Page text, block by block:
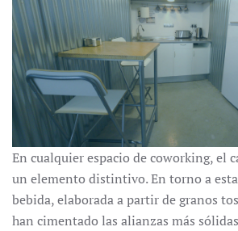
En cualquier espacio de coworking, el
un elemento distintivo. En torno a
bebida, elaborada a partir de granos
han cimentado las alianzas más